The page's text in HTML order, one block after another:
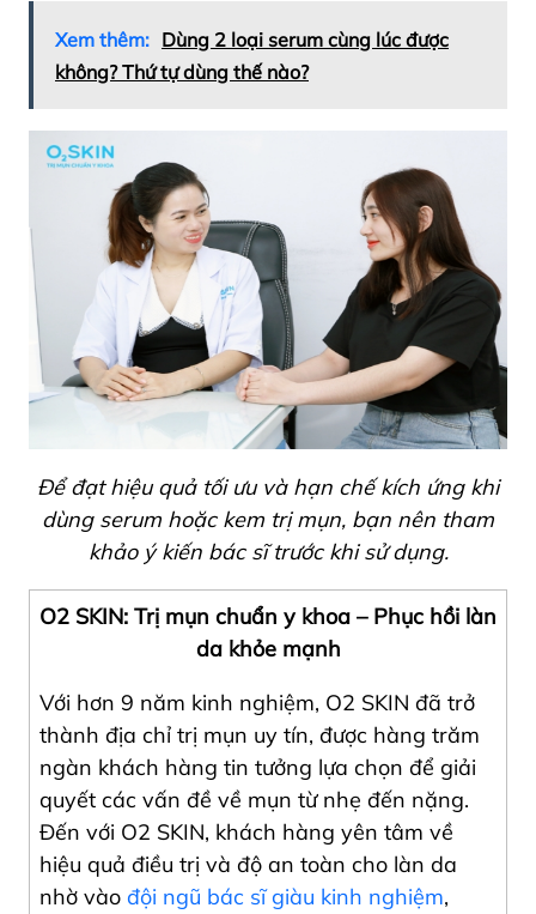
Xem thêm: Dùng 2 loại serum cùng lúc được
không? Thứ tự dùng thế nào?
Để đạt hiệu quả tối ưu và hạn chế kích ứng khi
dùng serum hoặc kem trị mụn, bạn nên tham
khảo ý kiến bác sĩ trước khi sử dụng.
O2 SKIN: Trị mụn chuẩn y khoa – Phục hồi làn
da khỏe mạnh
Với hơn 9 năm kinh nghiệm, O2 SKIN đã trở
thành địa chỉ trị mụn uy tín, được hàng trăm
ngàn khách hàng tin tưởng lựa chọn để giải
quyết các vấn đề về mụn từ nhẹ đến nặng.
Đến với O2 SKIN, khách hàng yên tâm về
hiệu quả điều trị và độ an toàn cho làn da
nhờ vào đội ngũ bác sĩ giàu kinh nghiệm,